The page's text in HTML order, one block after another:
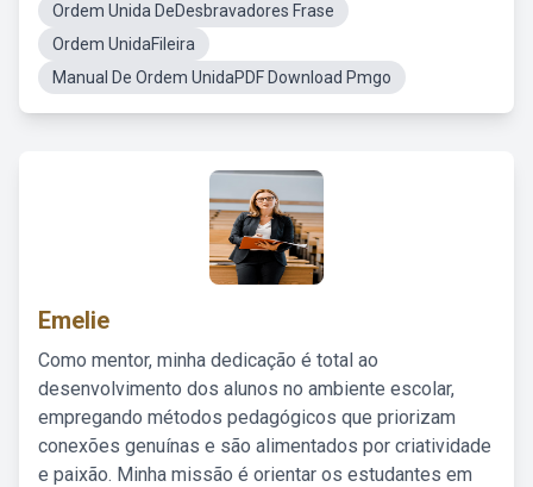
Ordem Unida DeDesbravadores Frase
Ordem UnidaFileira
Manual De Ordem UnidaPDF Download Pmgo
Emelie
Como mentor, minha dedicação é total ao
desenvolvimento dos alunos no ambiente escolar,
empregando métodos pedagógicos que priorizam
conexões genuínas e são alimentados por criatividade
e paixão. Minha missão é orientar os estudantes em